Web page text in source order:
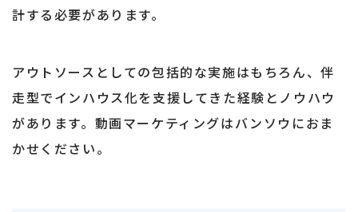
計する必要があります。
アウトソースとしての包括的な実施はもちろん、伴
走型でインハウス化を支援してきた経験とノウハウ
があります。動画マーケティングはバンソウにおま
かせください。